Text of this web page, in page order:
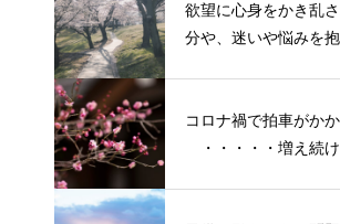
欲望に心身をかき乱
分や、迷いや悩みを抱
コロナ禍で拍車がか
・・・・・増え続け